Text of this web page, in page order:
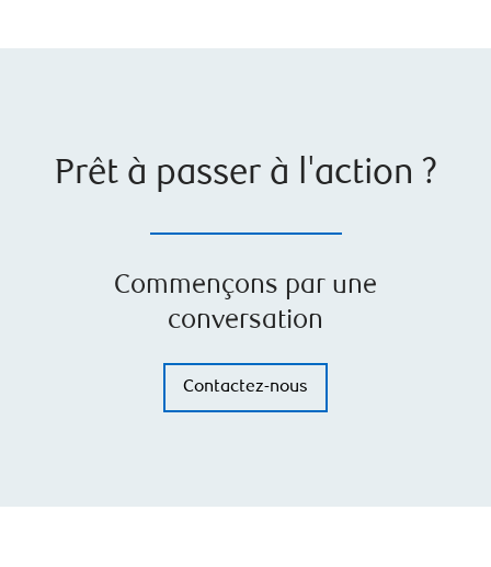
Prêt à passer à l'action ?
Commençons par une
conversation
Contactez-nous